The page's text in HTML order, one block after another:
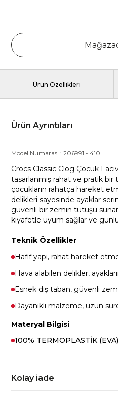
Ürün Özellikleri
Ürün Ayrıntıları
Model Numarası :206991 -410
Crocs Classic Clog Çocuk
tasarlanmış rahat ve pratik bir
çocukların rahatça hareket
delikleri sayesinde ayaklar
güvenli bir zemin tutuşu
kıyafetle uyum sağlar ve
Teknik Özellikler
Hafif yapı, rahat hareket
Hava alabilen delikler,
Esnek dış taban, güvenli
Dayanıklı malzeme, uzun
Materyal Bilgisi
100% TERMOPLASTİK (EVA)
Kolay iade